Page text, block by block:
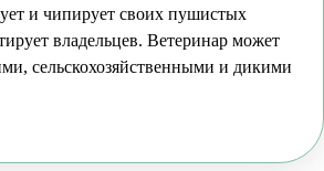
и чипирует своих пушистых
владельцев. Ветеринар может
сельскохозяйственными и дикими